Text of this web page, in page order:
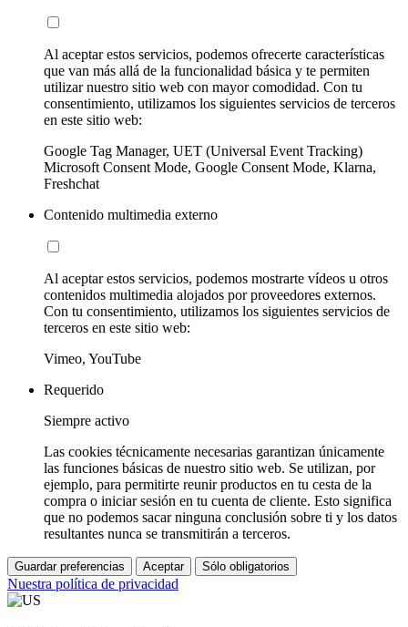
Al aceptar estos servicios, podemos ofrecerte características
que van más allá de la funcionalidad básica y te permiten
utilizar nuestro sitio web con mayor comodidad. Con tu
consentimiento, utilizamos los siguientes servicios de terceros
en este sitio web:
Google Tag Manager, UET (Universal Event Tracking)
Microsoft Consent Mode, Google Consent Mode, Klarna,
Freshchat
Contenido multimedia externo
Al aceptar estos servicios, podemos mostrarte vídeos u otros
contenidos multimedia alojados por proveedores externos.
Con tu consentimiento, utilizamos los siguientes servicios de
terceros en este sitio web:
Vimeo, YouTube
Requerido
Siempre activo
Las cookies técnicamente necesarias garantizan únicamente
las funciones básicas de nuestro sitio web. Se utilizan, por
ejemplo, para permitirte reunir productos en tu cesta de la
compra o iniciar sesión en tu cuenta de cliente. Esto significa
que no podemos sacar ninguna conclusión sobre ti y los datos
resultantes nunca se transmitirán a terceros.
Guardar preferencias Aceptar Sólo obligatorios
Nuestra política de privacidad